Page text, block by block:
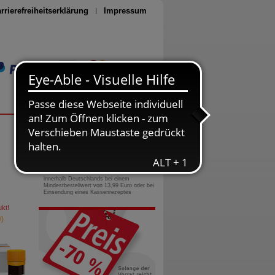
Impressum
Seite drucken
0800-10 11 422
gebührenfreie Rufnummer
innerhalb Deutschlands bei einem
Mindestbestellwert von 13,99 Euro oder bei
Einsendung eines Kassenrezeptes